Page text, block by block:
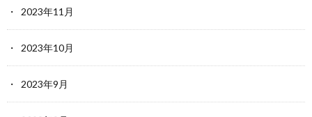
2023年11月
2023年10月
2023年9月